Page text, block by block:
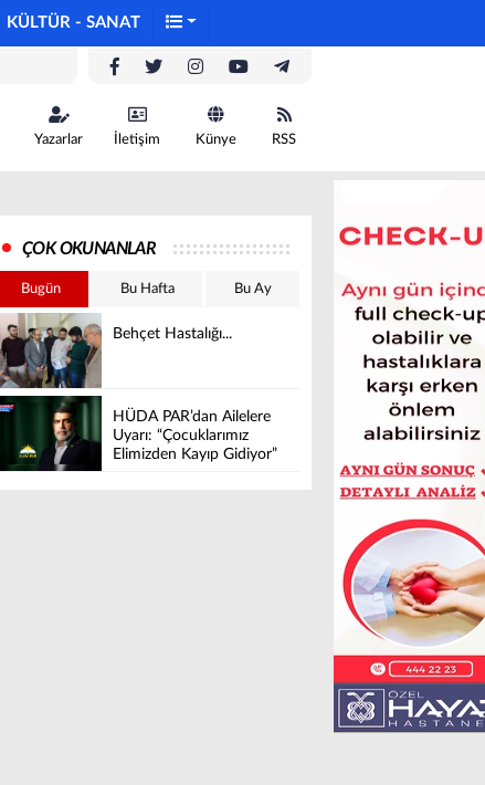
KÜLTÜR - SANAT
Yazarlar İletişim Künye RSS
ÇOK OKUNANLAR
Bugün Bu Hafta Bu Ay
Behçet Hastalığı...
HÜDA PAR’dan Ailelere
Uyarı: “Çocuklarımız
Elimizden Kayıp Gidiyor”